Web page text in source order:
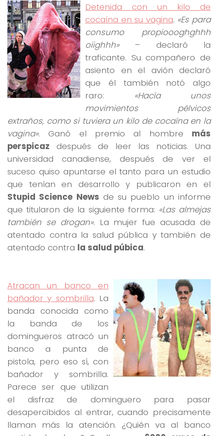
Detenida con un kilo de
cocaína en su vagina. «Es para
consumo propioooghghhh
oiighhh»– declaró la
traficante. Su compañero de
asiento en el avión declaró
que él también notó algo
raro:
«Hacía unos
movimientos pélvicos
extraños, como si tuviera un kilo de cocaína en la
vagina». Ganó el premio al hombre más
perspicaz después de leer las noticias. Una
universidad canadiense, después de ver el
suceso quiso apuntarse el tanto para un estudio
que tenían en desarrollo y publicaron en el
Stupid Science News de su pueblo un informe
que titularon de la siguiente forma: «Las almejas
también se drogan». La mujer fue acusada de
atentado contra la salud pública y también de
atentado contra la salud púbica.
Atracan un banco en
bañador y sombrilla. La
banda conocida como
la banda de los
domingueros atracó un
banco a punta de
pistola, pero eso sí, con
bañador y sombrilla.
Parece ser que utilizan
el disfraz de dominguero para pasar
desapercibidos al entrar, cuando precisamente
llaman más la atención. ¿Quién va al banco